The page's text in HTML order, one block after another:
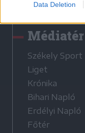
Data Deletion
Médiatér
Székely Sport
Liget
Krónika
Bihari Napló
Erdélyi Napló
Főtér